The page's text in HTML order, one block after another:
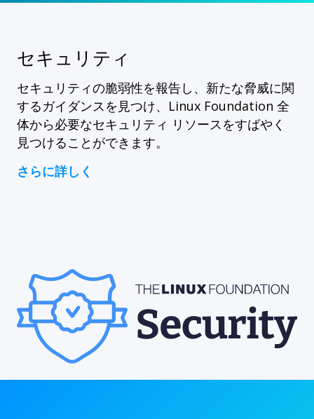
セキュリティ
セキュリティの脆弱性を報告し、新たな脅威に関
するガイダンスを見つけ、Linux Foundation 全
体から必要なセキュリティ リソースをすばやく
見つけることができます。
さらに詳しく